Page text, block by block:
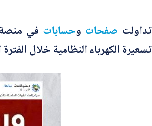
تداولت صفحات وحسابات في
تسعيرة الكهرباء النظامية خلال الفترة